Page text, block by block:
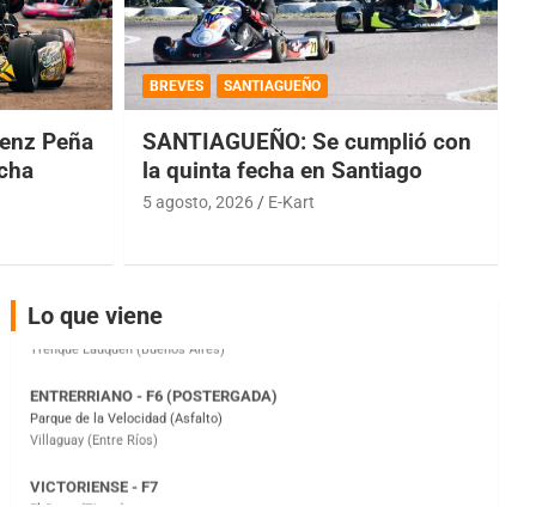
Peña
BREVES SANTIAGUEÑO
SANTIAGUEÑO: Se cumplió con
la quinta fecha en Santiago
5 agosto, 2026 E-Kart
Lo que viene
COBERTURA ESPECIAL DE E-KART.COM.AR
08/09-AGO
IAME SERIES ARGENTINA 6
Ramiro Tot (Asfalto)
Parque de la Velocidad (Asfalto)
El Cerro (Tierra)
Victoria (Entre Ríos)
Moto Club Reginense (Tierra)